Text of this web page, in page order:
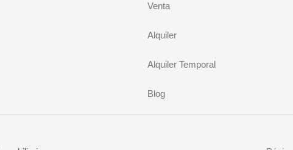
Venta
Alquiler
Alquiler Temporal
Blog